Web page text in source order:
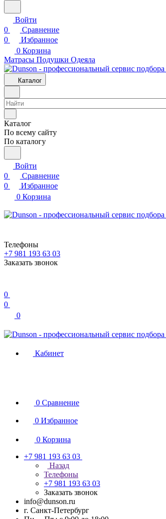
Войти
0
Сравнение
0
Избранное
0 Корзина
Матрасы Подушки Одеяла
Каталог
Каталог
По всему сайту
По каталогу
Войти
0
Сравнение
0
Избранное
0 Корзина
Телефоны
+7 981 193 63 03
Заказать звонок
0
0
0
Кабинет
0 Сравнение
0 Избранное
0 Корзина
+7 981 193 63 03
Назад
Телефоны
+7 981 193 63 03
Заказать звонок
info@dunson.ru
г. Санкт-Петербург